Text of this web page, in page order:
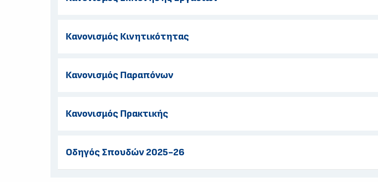
Κανονισμός Κινητικότητας
Κανονισμός Παραπόνων
Κανονισμός Πρακτικής
Οδηγός Σπουδών 2025-26